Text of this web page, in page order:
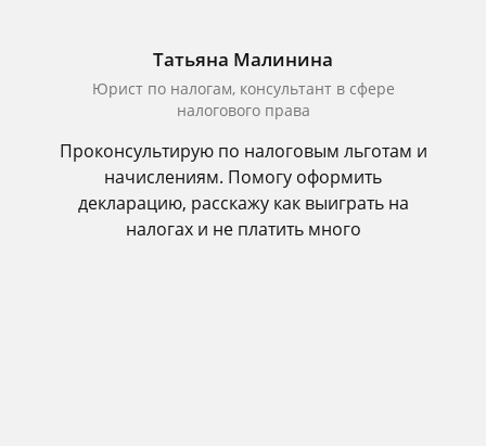
Татьяна Малинина
Юрист по налогам, консультант в сфере
налогового права
Проконсультирую по налоговым льготам и
начислениям. Помогу оформить
декларацию, расскажу как выиграть на
налогах и не платить много